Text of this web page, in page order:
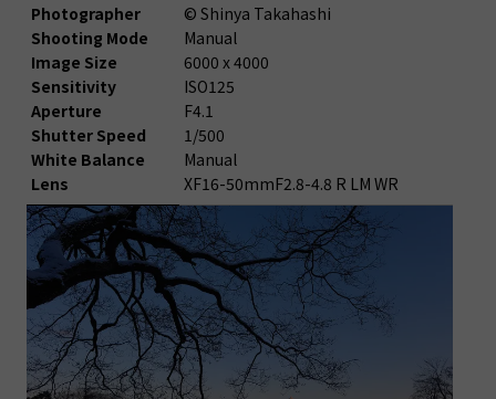
Photographer
Shooting Mode
Image Size
Sensitivity
Aperture
Shutter Speed
White Balance
Lens
© Shinya Takahashi
Manual
6000 x 4000
ISO125
F4.1
1/500
Manual
XF16-50mmF2.8-4.8 R LM WR